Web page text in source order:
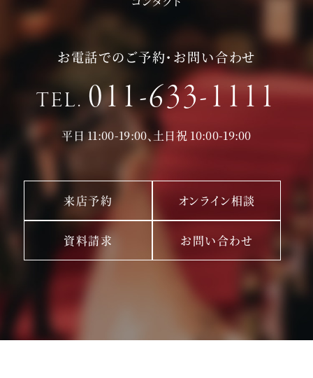
お電話でのご予約・お問い合わせ
TEL. 011-633-1111
平日 11:00-19:00、土日祝 10:00-19:00
来店予約 オンライン相談
資料請求 お問い合わせ